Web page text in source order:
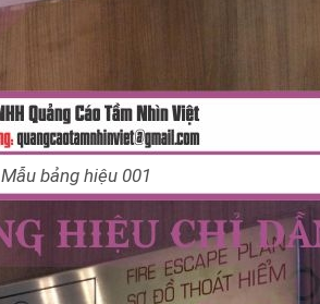
Mẫu bảng hiệu 001